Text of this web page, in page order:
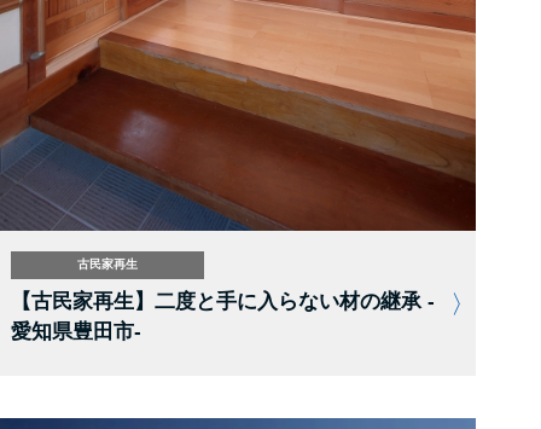
古民家再生
【古民家再生】二度と手に入らない材の継承 -
愛知県豊田市-